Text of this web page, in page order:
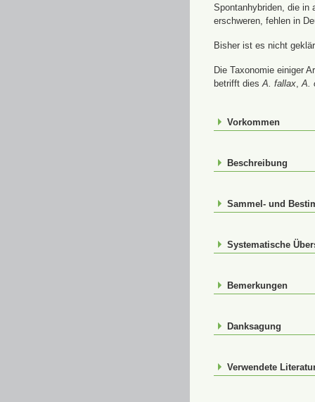
Spontanhybriden, die in
erschweren, fehlen in
Bisher ist es nicht
Die Taxonomie einiger
betrifft diesA. fallax,A.
Vorkommen
Beschreibung
Sammel- und
Systematische
Bemerkungen
Danksagung
Verwendete